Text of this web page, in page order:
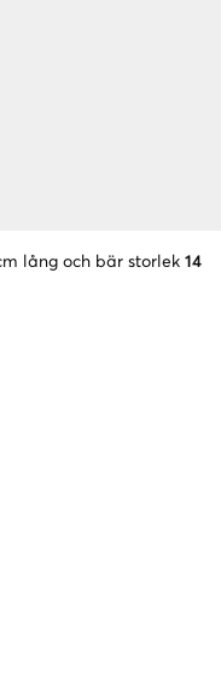
lång och bär storlek 14